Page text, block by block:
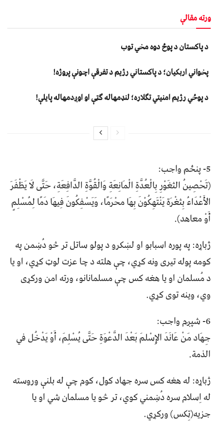
ورته مقالې
د پاکستان د پوځ دوه مخي توب
پخواني اربکیان؛ د پاکستاني رژیم د تفرقې اچونې پروژه!
د پوځي رژیم امنیتي تګلاره؛ لنډمهاله ګټې او اوږدمهاله پایلې!
5- پنځم واجب:
(تَحْصِينُ الثغَوْرِ بِالْعُدَّةِ الْمَانِعَةِ وَالْقُوَّةِ الدَّافِعَةِ، حَتَّى لَا يَظْفَرَ
الأَعْدَاءُ بِثغْرَة يَنْتَهِكُوْنَ بِهَا محْرَمًا، وَيَسْفِكُونَ فِيهَا دَمًا لِمُسْلِمٍ
أَوْ معاهد).
ژباړه: په پوره اسبابو او لښکرو د پولو ساتل تر څو دُښمن په
کومه پوله تیری ونه كړي، چې هلته د چا عزت لوټ کړي، او يا
د مُسلمان او يا هغه کس چې مسلمانانو، ورته امن وركړى
وي، وينه توى کړي.
6- شپږم واجب:
جِهَاد مَنْ عَانَدَ الإِسْلمَ بَعْدَ الدَّعْوَةِ حَتَّى يُسْلِمَ، أَوْ يَدْخُل في
الذمة.
ژباړه: له هغه کس سره جهاد کول، کوم چې له بلنې وروسته
له اِسلام سره دُښمني کوي، تر څو يا مسلمان شي او يا
جزيه(ټِکس) وركړي.